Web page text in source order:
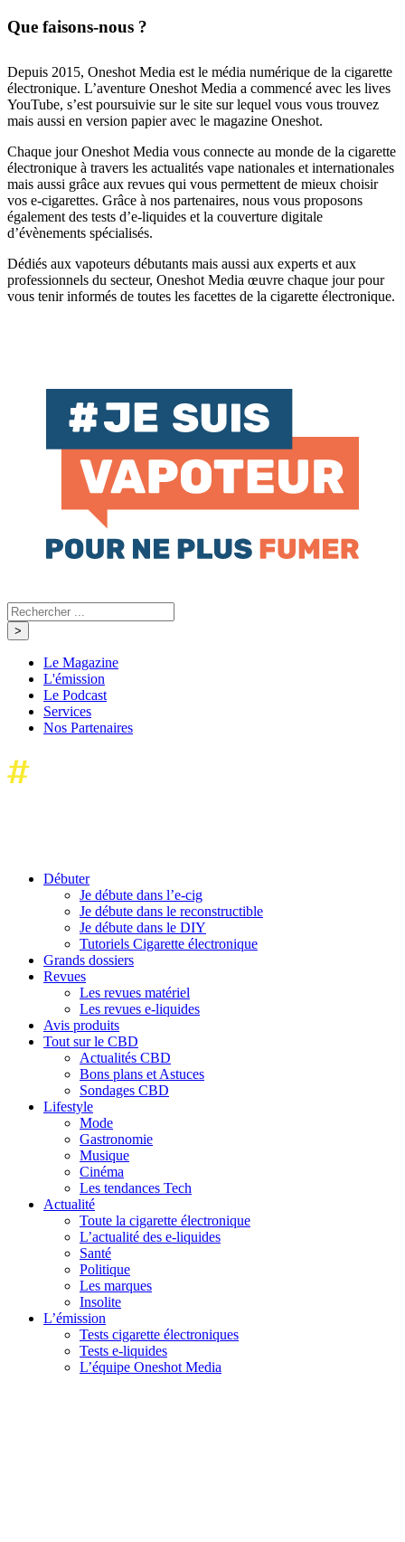
Que faisons-nous ?
Depuis 2015, Oneshot Media est le média numérique de la cigarette
électronique. L’aventure Oneshot Media a commencé avec les lives
YouTube, s’est poursuivie sur le site sur lequel vous vous trouvez
mais aussi en version papier avec le magazine Oneshot.
Chaque jour Oneshot Media vous connecte au monde de la cigarette
électronique à travers les actualités vape nationales et internationales
mais aussi grâce aux revues qui vous permettent de mieux choisir
vos e-cigarettes. Grâce à nos partenaires, nous vous proposons
également des tests d’e-liquides et la couverture digitale
d’évènements spécialisés.
Dédiés aux vapoteurs débutants mais aussi aux experts et aux
professionnels du secteur, Oneshot Media œuvre chaque jour pour
vous tenir informés de toutes les facettes de la cigarette électronique.
Le Magazine
L'émission
Le Podcast
Services
Nos Partenaires
Débuter
Je débute dans l’e-cig
Je débute dans le reconstructible
Je débute dans le DIY
Tutoriels Cigarette électronique
Grands dossiers
Revues
Les revues matériel
Les revues e-liquides
Avis produits
Tout sur le CBD
Actualités CBD
Bons plans et Astuces
Sondages CBD
Lifestyle
Mode
Gastronomie
Musique
Cinéma
Les tendances Tech
Actualité
Toute la cigarette électronique
L’actualité des e-liquides
Santé
Politique
Les marques
Insolite
L’émission
Tests cigarette électroniques
Tests e-liquides
L’équipe Oneshot Media